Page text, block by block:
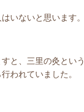
いないと思います。
と、三里の灸とい
われていました。